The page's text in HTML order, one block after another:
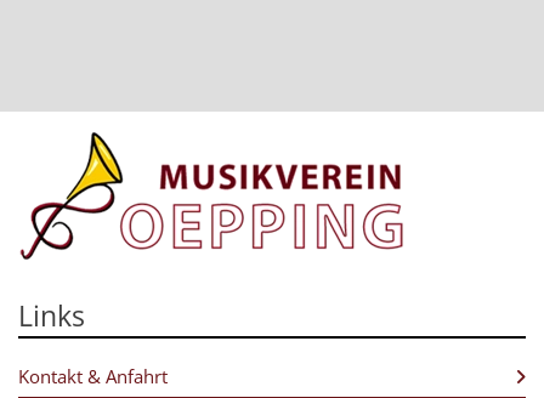
Links
Kontakt & Anfahrt